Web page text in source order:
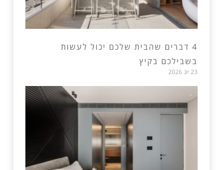
4 דברים שהבית שלכם יכול לעשות
בשבילכם בקיץ
23 יונ 2026